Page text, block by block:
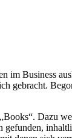
im Business
gebracht.
Dazu